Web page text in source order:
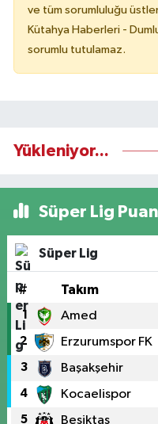
ve tüm sorumluluğu
Kütahya Haberleri -
sorumlu tutulamaz.
Yükleniyor...
Süper Lig
Süper Lig
# Takım
1 Amed
2 Erzurumspor FK
3 Başakşehir
4 Kocaelispor
5 Beşiktaş